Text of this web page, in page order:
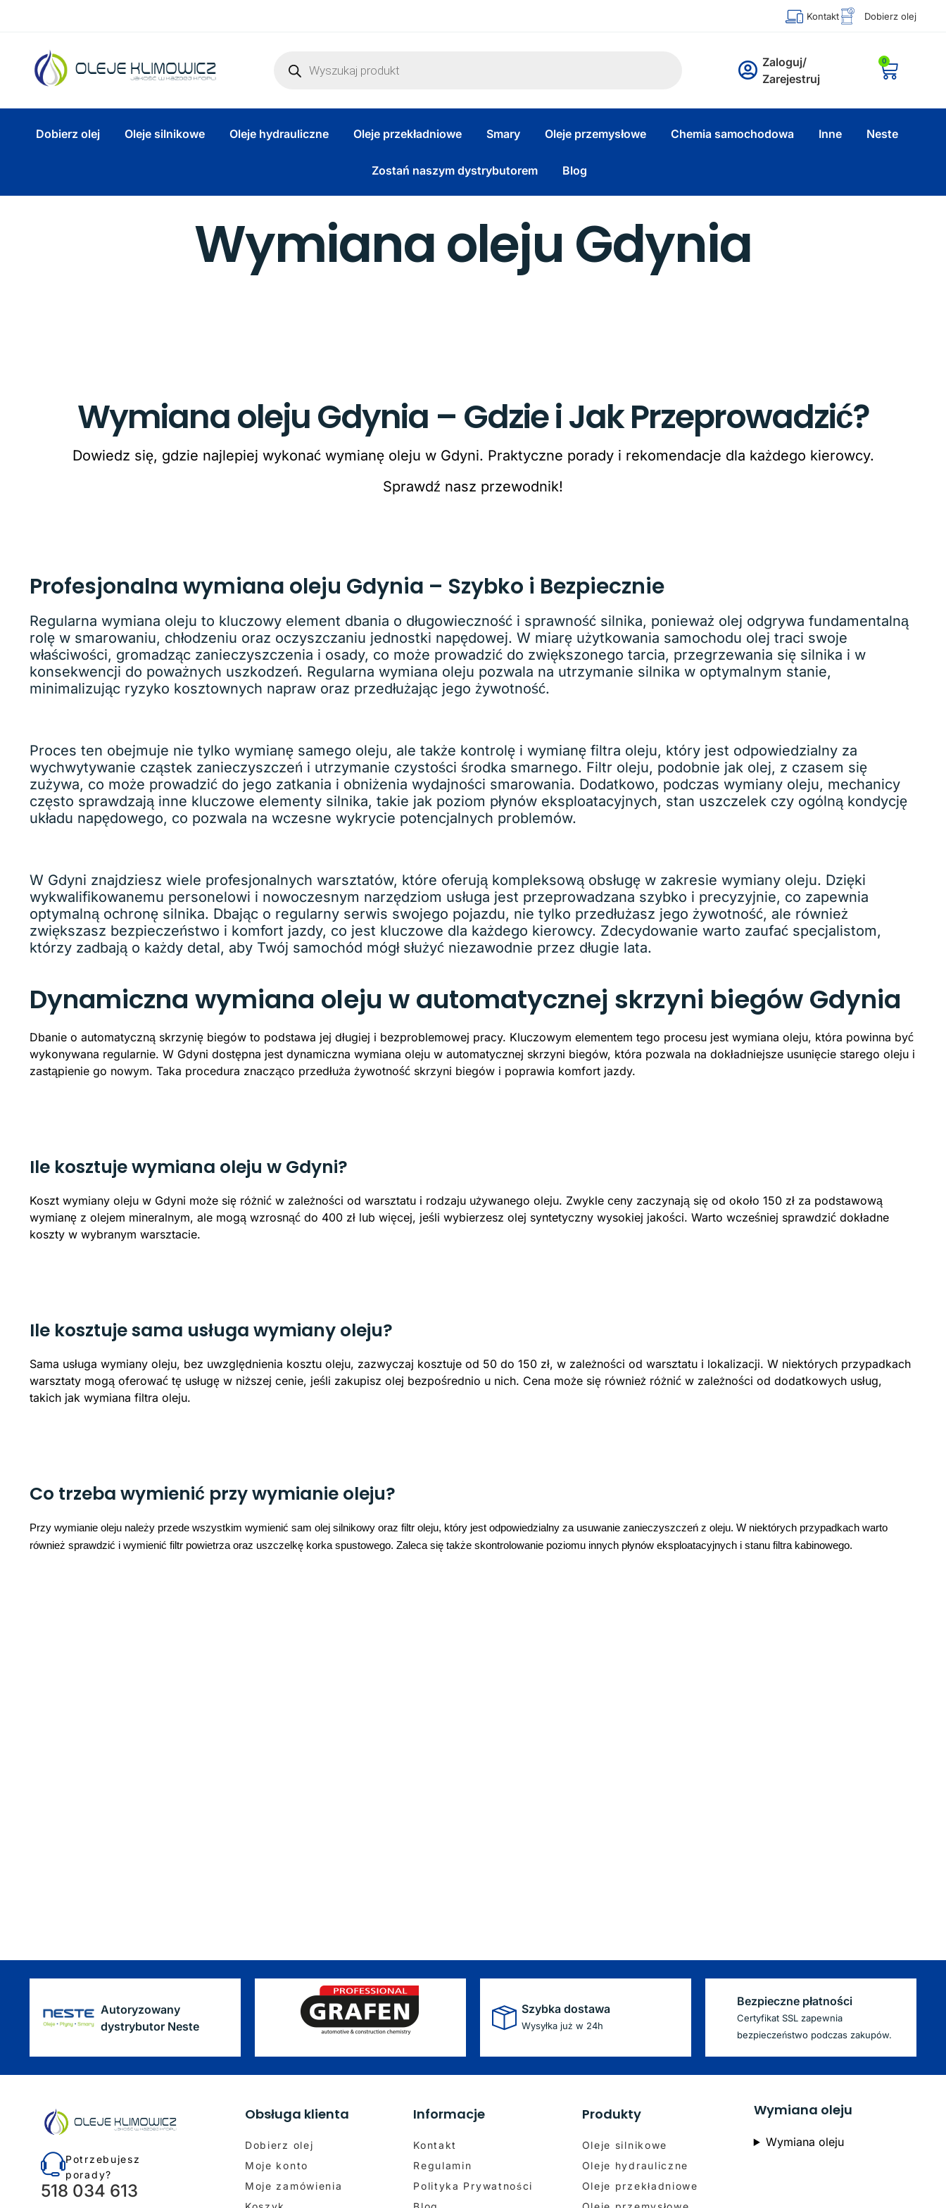
Kontakt Dobierz olej
Zaloguj/
Zarejestruj
0
Dobierz olej Oleje silnikowe Oleje hydrauliczne Oleje przekładniowe Smary Oleje przemysłowe Chemia samochodowa Inne Neste
Zostań naszym dystrybutorem Blog
Wymiana oleju Gdynia
Wymiana oleju Gdynia – Gdzie i Jak Przeprowadzić?
Dowiedz się, gdzie najlepiej wykonać wymianę oleju w Gdyni. Praktyczne porady i rekomendacje dla każdego kierowcy.
Sprawdź nasz przewodnik!
Profesjonalna wymiana oleju Gdynia – Szybko i Bezpiecznie
Regularna wymiana oleju to kluczowy element dbania o długowieczność i sprawność silnika, ponieważ olej odgrywa fundamentalną
rolę w smarowaniu, chłodzeniu oraz oczyszczaniu jednostki napędowej. W miarę użytkowania samochodu olej traci swoje
właściwości, gromadząc zanieczyszczenia i osady, co może prowadzić do zwiększonego tarcia, przegrzewania się silnika i w
konsekwencji do poważnych uszkodzeń. Regularna wymiana oleju pozwala na utrzymanie silnika w optymalnym stanie,
minimalizując ryzyko kosztownych napraw oraz przedłużając jego żywotność.
Proces ten obejmuje nie tylko wymianę samego oleju, ale także kontrolę i wymianę filtra oleju, który jest odpowiedzialny za
wychwytywanie cząstek zanieczyszczeń i utrzymanie czystości środka smarnego. Filtr oleju, podobnie jak olej, z czasem się
zużywa, co może prowadzić do jego zatkania i obniżenia wydajności smarowania. Dodatkowo, podczas wymiany oleju, mechanicy
często sprawdzają inne kluczowe elementy silnika, takie jak poziom płynów eksploatacyjnych, stan uszczelek czy ogólną kondycję
układu napędowego, co pozwala na wczesne wykrycie potencjalnych problemów.
W Gdyni znajdziesz wiele profesjonalnych warsztatów, które oferują kompleksową obsługę w zakresie wymiany oleju. Dzięki
wykwalifikowanemu personelowi i nowoczesnym narzędziom usługa jest przeprowadzana szybko i precyzyjnie, co zapewnia
optymalną ochronę silnika. Dbając o regularny serwis swojego pojazdu, nie tylko przedłużasz jego żywotność, ale również
zwiększasz bezpieczeństwo i komfort jazdy, co jest kluczowe dla każdego kierowcy. Zdecydowanie warto zaufać specjalistom,
którzy zadbają o każdy detal, aby Twój samochód mógł służyć niezawodnie przez długie lata.
Dynamiczna wymiana oleju w automatycznej skrzyni biegów Gdynia
Dbanie o automatyczną skrzynię biegów to podstawa jej długiej i bezproblemowej pracy. Kluczowym elementem tego procesu jest wymiana oleju, która powinna być
wykonywana regularnie. W Gdyni dostępna jest dynamiczna wymiana oleju w automatycznej skrzyni biegów, która pozwala na dokładniejsze usunięcie starego oleju i
zastąpienie go nowym. Taka procedura znacząco przedłuża żywotność skrzyni biegów i poprawia komfort jazdy.
Ile kosztuje wymiana oleju w Gdyni?
Koszt wymiany oleju w Gdyni może się różnić w zależności od warsztatu i rodzaju używanego oleju. Zwykle ceny zaczynają się od około 150 zł za podstawową
wymianę z olejem mineralnym, ale mogą wzrosnąć do 400 zł lub więcej, jeśli wybierzesz olej syntetyczny wysokiej jakości. Warto wcześniej sprawdzić dokładne
koszty w wybranym warsztacie.
Ile kosztuje sama usługa wymiany oleju?
Sama usługa wymiany oleju, bez uwzględnienia kosztu oleju, zazwyczaj kosztuje od 50 do 150 zł, w zależności od warsztatu i lokalizacji. W niektórych przypadkach
warsztaty mogą oferować tę usługę w niższej cenie, jeśli zakupisz olej bezpośrednio u nich. Cena może się również różnić w zależności od dodatkowych usług,
takich jak wymiana filtra oleju.
Co trzeba wymienić przy wymianie oleju?
Przy wymianie oleju należy przede wszystkim wymienić sam olej silnikowy oraz filtr oleju, który jest odpowiedzialny za usuwanie zanieczyszczeń z oleju. W niektórych przypadkach warto
również sprawdzić i wymienić filtr powietrza oraz uszczelkę korka spustowego. Zaleca się także skontrolowanie poziomu innych płynów eksploatacyjnych i stanu filtra kabinowego.
Autoryzowany
dystrybutor Neste
Szybka dostawa
Wysyłka już w 24h
Bezpieczne płatności
Certyfikat SSL zapewnia
bezpieczeństwo podczas zakupów.
Potrzebujesz
porady?
518 034 613
Obsługa klienta
Dobierz olej
Moje konto
Moje zamówienia
Informacje
Kontakt
Regulamin
Polityka Prywatności
Produkty
Oleje silnikowe
Oleje hydrauliczne
Oleje przekładniowe
Wymiana oleju
Wymiana oleju